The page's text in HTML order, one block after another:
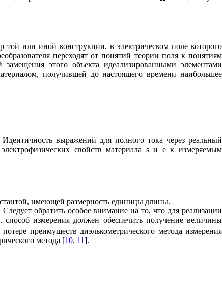
той или иной конструкции, в электрическом поле которого
переходят от понятий теории поля к понятиям
этого объекта идеализированными элементами
получившей до настоящего времени наибольшее
выражений для полного тока через реальный
свойств материала sи eк измеряемым
имеющей размерность единицы длины.
обратить особое внимание на то, что для реализации
способ измерения должен обеспечить получение величины
преимуществ диэлькометрического метода измерения
метода [10, 11].